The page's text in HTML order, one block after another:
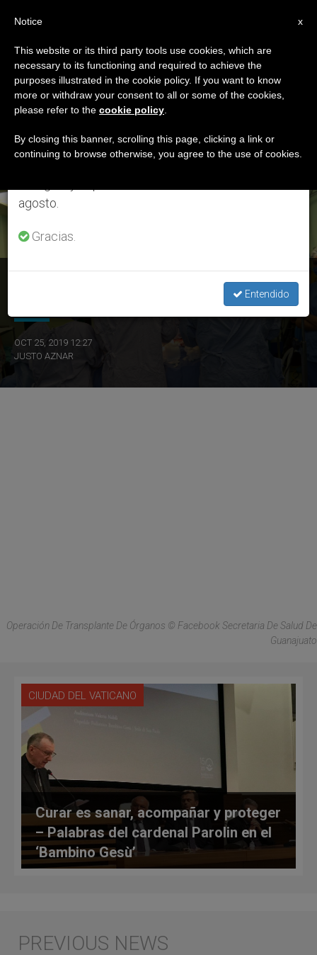
ETIQUETA
Posts Tagged
‘transplantes’
ÚLTIMAS NOTICIAS
grupo de Izpisua. Valoración biomédica y ética
OCT 25, 2019 12:27
JUSTO AZNAR
Operación De Transplante De Órganos © Facebook Secretaria De Salud De
Guanajuato
CIUDAD DEL VATICANO
Curar es sanar, acompañar y proteger
– Palabras del cardenal Parolin en el
‘Bambino Gesù’
×
Aviso importante
Del 27 de julio al 7 de agosto haremos la pausa
anual, aprovechando que en el periodo de verano
se generan menos informaciones y también el
agosto.
Gracias.
Entendido
x
Notice
This website or its third party tools use cookies, which are
necessary to its functioning and required to achieve the
purposes illustrated in the cookie policy. If you want to know
more or withdraw your consent to all or some of the cookies,
please refer to the cookie policy
By closing this banner, scrolling this page, clicking a link or
continuing to browse otherwise, you agree to the use of cookies.